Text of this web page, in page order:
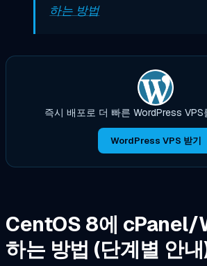
하는 방법
즉시 배포로 더 빠른 WordPress VPS
WordPress VPS 받기
CentOS 8에 cPanel/
하는 방법 (단계별 안